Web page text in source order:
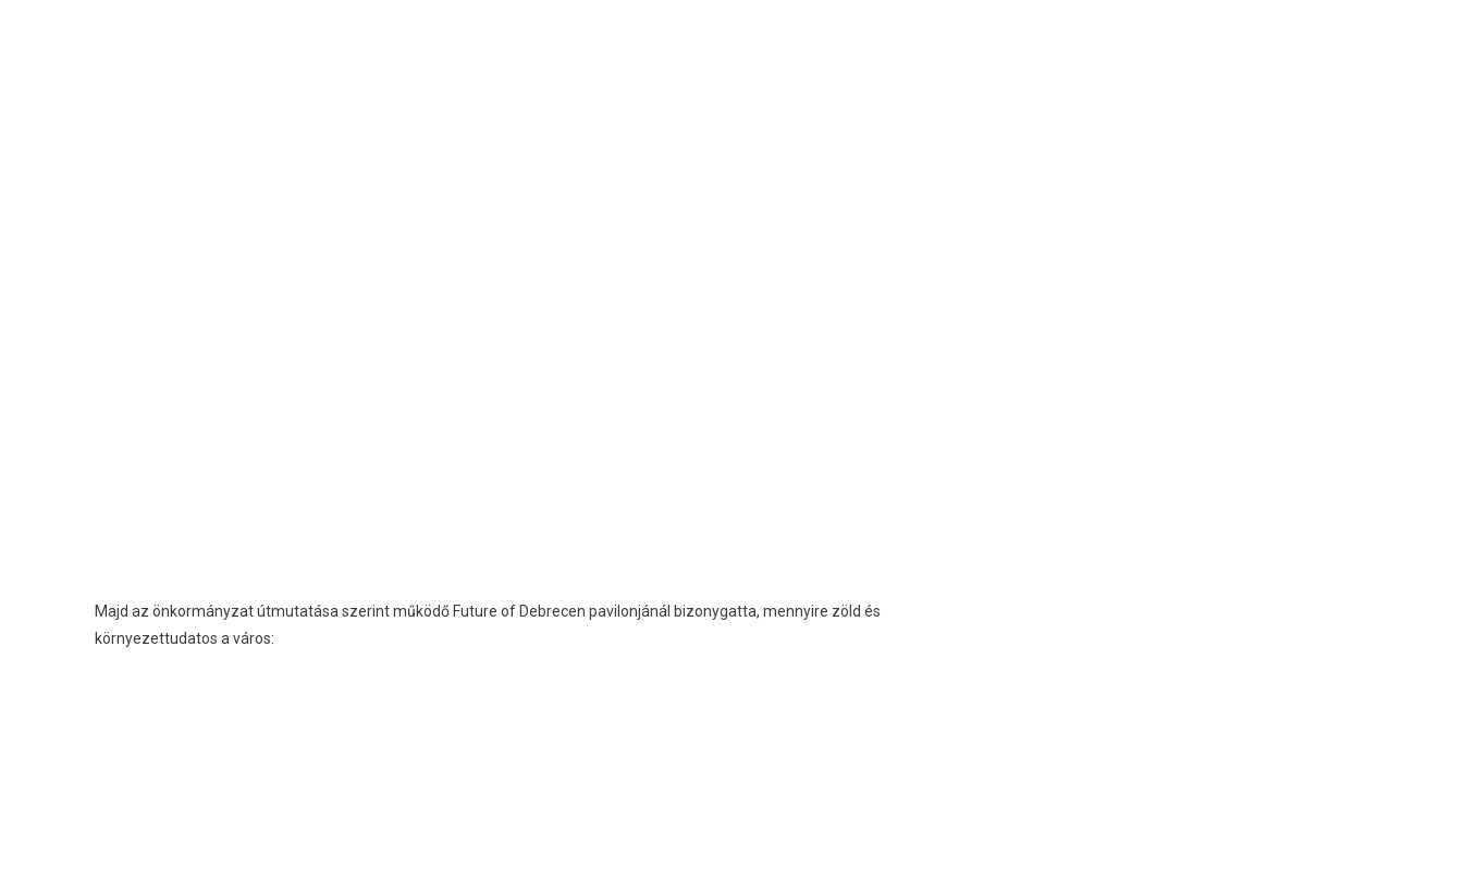
Majd az önkormányzat útmutatása szerint működő Future of Debrecen pavilonjánál bizonygatta, mennyire zöld és
környezettudatos a város: